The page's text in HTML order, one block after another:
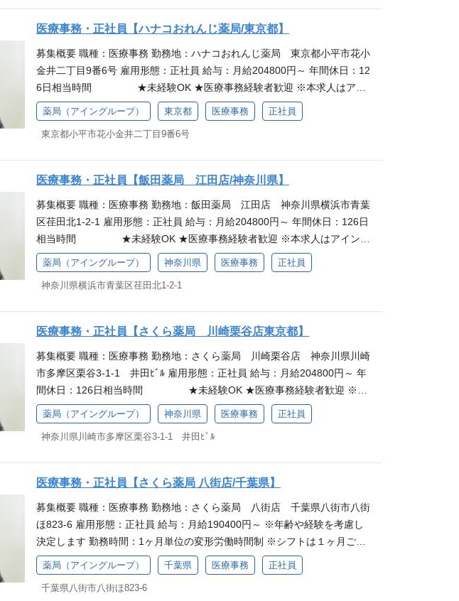
象とした独自の教育制度があり、スキルや職責に応じた階層別研修を受け
られることが魅力です。必修と選択研修を組み合わせてスキルアップに励
募を歓迎しています。 子育てへの職場理解も魅力 さくら薬局は子育て支援
が充実しており、育児による短時間勤務ができるほか、女性の産休・育休
取得率は100％の実績があります。企業全体で取り組んでいる事柄のた
め、職場理解が得られやすく、お子さまの体調不良などによる急なお休み
助等）、消耗品やOTC医薬品（一般用医薬品）の在庫管理・発注などをお
願いします。最初は研修からスタートするので、安心感を持って始めてい
ただける職場です。 研修でしっかり学べる職場 さくら薬局では入社時研修
をご用意しており、業務の基礎からしっかり学べる環境があるので、安心
感を持って始められるのが魅力です。業務中も先輩が丁寧にフォローする
ので、分からないことがあっても聞きやすく、働きやすい環境が整ってい
ます。薬局でのお仕事を通して、地域に貢献したい方を歓迎します。 働き
ながらスキルアップ◎ さくら薬局には、正社員として働く方を対象とした
独自の教育制度があり、スキルや職責に応じた階層別研修を受けられるこ
とが魅力です。必修と選択研修を組み合わせてスキルアップに励むことが
しています。 子育てへの職場理解も魅力 さくら薬局は子育て支援が充実し
ており、育児による短時間勤務ができるほか、女性の産休・育休取得率は1
00％の実績があります。企業全体で取り組んでいる事柄のため、職場理解
が得られやすく、お子さまの体調不良などによる急なお休みも気軽に相談
医療事務・正社員【ハナコおれんじ薬局/東京都】
募集概要 職種：医療事務 勤務地：ハナコおれんじ薬局 東京都小平市花小
金井二丁目9番6号 雇用形態：正社員 給与：月給204800円～ 年間休日：12
6日相当時間 ★未経験OK ★医療事務経験者歓迎 ※本求人はアイ
ングループのグループ会社「さくら薬局グループ」の募集です。給与・待
遇等はアイングループ本体とは異なります。 仕事内容 医療事務スタッフと
して、患者さま対応や電話対応、処方箋の受付・入力・チェック、ジェネ
等）、消耗品やOTC医薬品（一般用医薬品）の在庫管理・発注などをお願
いします。最初は研修からスタートするので、安心感を持って始めていた
だける職場です。 研修でしっかり学べる職場 さくら薬局では入社時研修を
ご用意しており、業務の基礎からしっかり学べる環境があるので、安心感
を持って始められるのが魅力です。業務中も先輩が丁寧にフォローするの
で、分からないことがあっても聞きやすく、働きやすい環境が整っていま
す。薬局でのお仕事を通して、地域に貢献したい方を歓迎します。 働きな
がらスキルアップ◎ さくら薬局には、正社員として働く方を対象とした独
自の教育制度があり、スキルや職責に応じた階層別研修を受けられること
が魅力です。必修と選択研修を組み合わせてスキルアップに励むことがで
ています。 子育てへの職場理解も魅力 さくら薬局は子育て支援が充実して
おり、育児による短時間勤務ができるほか、女性の産休・育休取得率は10
0％の実績があります。企業全体で取り組んでいる事柄のため、職場理解が
得られやすく、お子さまの体調不良などによる急なお休みも気軽に相談し
薬局（アイングループ） 東京都 医療事務 正社員
東京都小平市花小金井二丁目9番6号
医療事務・正社員【飯田薬局 江田店/神奈川県】
募集概要 職種：医療事務 勤務地：飯田薬局 江田店 神奈川県横浜市青葉
区荏田北1-2-1 雇用形態：正社員 給与：月給204800円～ 年間休日：126日
相当時間 ★未経験OK ★医療事務経験者歓迎 ※本求人はアイング
ループのグループ会社「さくら薬局グループ」の募集です。給与・待遇等
はアイングループ本体とは異なります。 仕事内容 医療事務スタッフとし
て、患者さま対応や電話対応、処方箋の受付・入力・チェック、ジェネリ
消耗品やOTC医薬品（一般用医薬品）の在庫管理・発注などをお願いしま
す。最初は研修からスタートするので、安心感を持って始めていただける
職場です。 研修でしっかり学べる職場 さくら薬局では入社時研修をご用意
しており、業務の基礎からしっかり学べる環境があるので、安心感を持っ
て始められるのが魅力です。業務中も先輩が丁寧にフォローするので、分
からないことがあっても聞きやすく、働きやすい環境が整っています。薬
局でのお仕事を通して、地域に貢献したい方を歓迎します。 働きながらス
キルアップ◎ さくら薬局には、正社員として働く方を対象とした独自の教
育制度があり、スキルや職責に応じた階層別研修を受けられることが魅力
です。必修と選択研修を組み合わせてスキルアップに励むことができるの
す。 子育てへの職場理解も魅力 さくら薬局は子育て支援が充実しており、
育児による短時間勤務ができるほか、女性の産休・育休取得率は100％の
実績があります。企業全体で取り組んでいる事柄のため、職場理解が得ら
れやすく、お子さまの体調不良などによる急なお休みも気軽に相談してい
薬局（アイングループ） 神奈川県 医療事務 正社員
神奈川県横浜市青葉区荏田北1-2-1
医療事務・正社員【さくら薬局 川崎栗谷店東京都】
募集概要 職種：医療事務 勤務地：さくら薬局 川崎栗谷店 神奈川県川崎
市多摩区栗谷3-1-1 井田ﾋﾞﾙ 雇用形態：正社員 給与：月給204800円～ 年
間休日：126日相当時間 ★未経験OK ★医療事務経験者歓迎 ※本
求人はアイングループのグループ会社「さくら薬局グループ」の募集で
す。給与・待遇等はアイングループ本体とは異なります。 仕事内容 医療事
務スタッフとして、患者さま対応や電話対応、処方箋の受付・入力・チェ
（調剤補助等）、消耗品やOTC医薬品（一般用医薬品）の在庫管理・発注
などをお願いします。最初は研修からスタートするので、安心感を持って
始めていただける職場です。 研修でしっかり学べる職場 さくら薬局では入
社時研修をご用意しており、業務の基礎からしっかり学べる環境があるの
で、安心感を持って始められるのが魅力です。業務中も先輩が丁寧にフォ
ローするので、分からないことがあっても聞きやすく、働きやすい環境が
整っています。薬局でのお仕事を通して、地域に貢献したい方を歓迎しま
す。 働きながらスキルアップ◎ さくら薬局には、正社員として働く方を対
薬局（アイングループ） 神奈川県 医療事務 正社員
神奈川県川崎市多摩区栗谷3-1-1 井田ﾋﾞﾙ
医療事務・正社員【さくら薬局 八街店/千葉県】
募集概要 職種：医療事務 勤務地：さくら薬局 八街店 千葉県八街市八街
ほ823-6 雇用形態：正社員 給与：月給190400円～ ※年齢や経験を考慮し
決定します 勤務時間：1ヶ月単位の変形労働時間制 ※シフトは１ヶ月ごと
に作成 年間休日：126日相当時間 ★未経験OK ★医療事務経験者歓迎 ※本
求人はアイングループのグループ会社「さくら薬局グループ」の募集で
す。給与・待遇等はアイングループ本体とは異なります。 仕事内容 医療事
薬局（アイングループ） 千葉県 医療事務 正社員
千葉県八街市八街ほ823-6